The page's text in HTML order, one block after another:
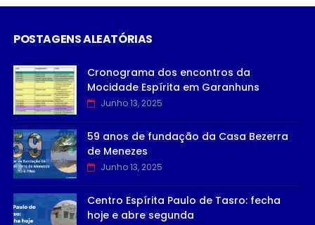
POSTAGENS ALEATÓRIAS
Cronograma dos encontros da
Mocidade Espírita em Garanhuns
Junho 13, 2025
59 anos de fundação da Casa Bezerra
de Menezes
Junho 13, 2025
Centro Espírita Paulo de Tasro: fecha
hoje e abre segunda